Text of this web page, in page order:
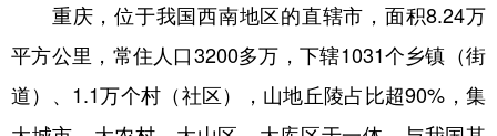
重庆，位于我国西南地区的直辖市，面积8.24万
平方公里，常住人口3200多万，下辖1031个乡镇（街
道）、1.1万个村（社区），山地丘陵占比超90%，集